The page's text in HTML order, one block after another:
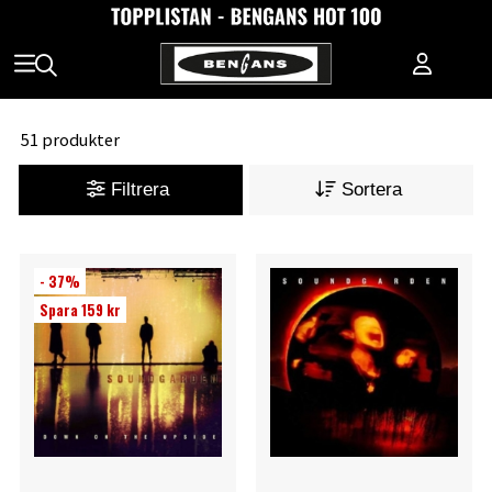
51 produkter
Filtrera Sortera
- 37%
Spara 159 kr